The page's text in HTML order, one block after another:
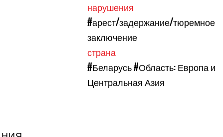
нарушения
#арест/задержание/тюремное
заключение
страна
#Беларусь#Область: Европа и
Центральная Азия